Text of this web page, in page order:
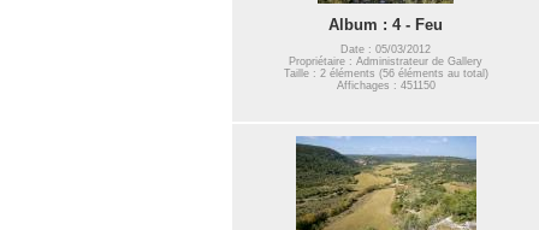
Album : 4 - Feu
Date : 05/03/2012
Propriétaire : Administrateur de Gallery
Taille : 2 éléments (56 éléments au total)
Affichages : 451150